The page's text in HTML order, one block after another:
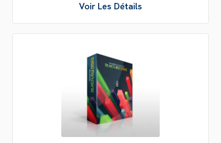
Voir Les Détails